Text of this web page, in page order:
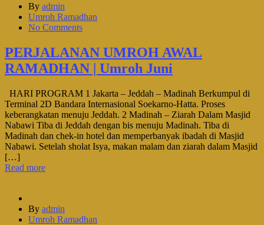
By admin
Umroh Ramadhan
No Comments
PERJALANAN UMROH AWAL
RAMADHAN | Umroh Juni
HARI PROGRAM 1 Jakarta – Jeddah – Madinah Berkumpul di
Terminal 2D Bandara Internasional Soekarno-Hatta. Proses
keberangkatan menuju Jeddah. 2 Madinah – Ziarah Dalam Masjid
Nabawi Tiba di Jeddah dengan bis menuju Madinah. Tiba di
Madinah dan chek-in hotel dan memperbanyak ibadah di Masjid
Nabawi. Setelah sholat Isya, makan malam dan ziarah dalam Masjid
[…]
Read more
By admin
Umroh Ramadhan